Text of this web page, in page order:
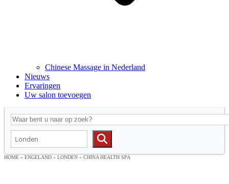
Chinese Massage in Nederland
Nieuws
Ervaringen
Uw salon toevoegen
HOME » ENGELAND » LONDEN » CHINA HEALTH SPA